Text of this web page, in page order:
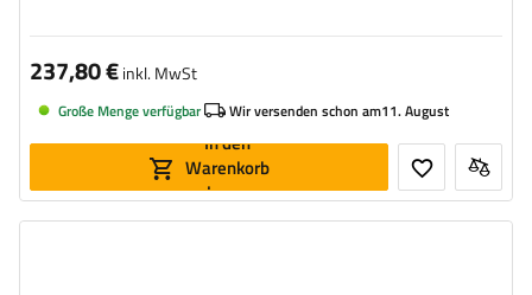
237,80 €inkl. MwSt
Große Menge verfügbar Wir versenden schon am11. August
In den
Warenkorb
legen